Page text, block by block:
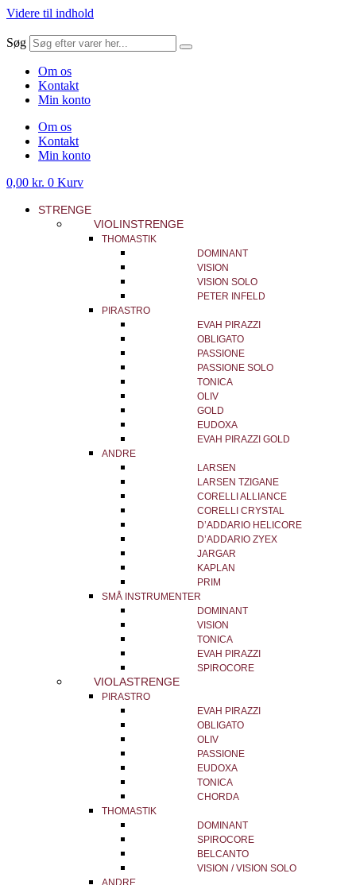
Videre til indhold
Søg
Om os
Kontakt
Min konto
Om os
Kontakt
Min konto
0,00 kr. 0 Kurv
STRENGE
VIOLINSTRENGE
THOMASTIK
DOMINANT
VISION
VISION SOLO
PETER INFELD
PIRASTRO
EVAH PIRAZZI
OBLIGATO
PASSIONE
PASSIONE SOLO
TONICA
OLIV
GOLD
EUDOXA
EVAH PIRAZZI GOLD
ANDRE
LARSEN
LARSEN TZIGANE
CORELLI ALLIANCE
CORELLI CRYSTAL
D’ADDARIO HELICORE
D’ADDARIO ZYEX
JARGAR
KAPLAN
PRIM
SMÅ INSTRUMENTER
DOMINANT
VISION
TONICA
EVAH PIRAZZI
SPIROCORE
VIOLASTRENGE
PIRASTRO
EVAH PIRAZZI
OBLIGATO
OLIV
PASSIONE
EUDOXA
TONICA
CHORDA
THOMASTIK
DOMINANT
SPIROCORE
BELCANTO
VISION / VISION SOLO
ANDRE